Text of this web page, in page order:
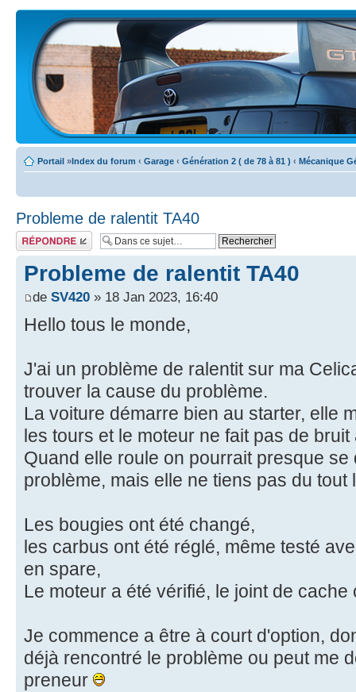
Portail »Index du forum ‹ Garage ‹ Génération 2 ( de 78 à 81 ) ‹ Mécanique
Probleme de ralentit TA40
Écrire un
commentaire
Probleme de ralentit TA40
de SV420 » 18 Jan 2023, 16:40
Hello tous le monde,
J'ai un problème de ralentit sur ma
trouver la cause du problème.
La voiture démarre bien au starter, elle
les tours et le moteur ne fait pas de bruit
Quand elle roule on pourrait presque se
problème, mais elle ne tiens pas du tout
Les bougies ont été changé,
les carbus ont été réglé, même testé
en spare,
Le moteur a été vérifié, le joint de
Je commence a être à court d'option,
déjà rencontré le problème ou peut me
preneur